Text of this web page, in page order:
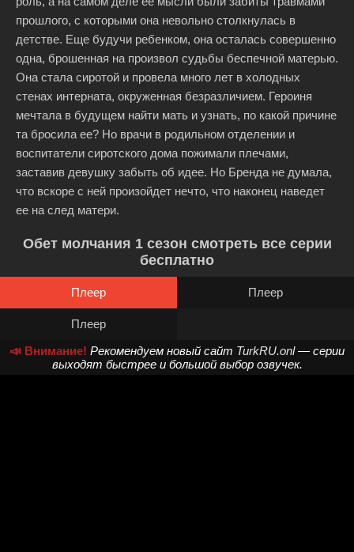
прошлого, с которыми она невольно столкнулась в
детстве. Еще будучи ребенком, она осталась совершенно
одна, брошенная на произвол судьбы беспечной матерью.
Она стала сиротой и провела много лет в холодных
стенах интерната, окруженная безразличием. Героиня
мечтала в будущем найти мать и узнать, по какой причине
та бросила ее? Но врачи в родильном отделении и
воспитатели сиротского дома пожимали плечами,
заставив девушку забыть об идее. Но Бренда не думала,
что вскоре с ней произойдет нечто, что наконец наведет
ее на след матери.
Обет молчания 1 сезон смотреть все серии
бесплатно
Плеер Плеер
Плеер
📣 Внимание! Рекомендуем новый сайт TurkRU.onl— серии
выходят быстрее и большой выбор озвучек.